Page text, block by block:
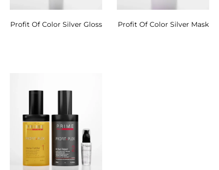
Profit Of Color Silver Gloss Profit Of Color Silver Mask